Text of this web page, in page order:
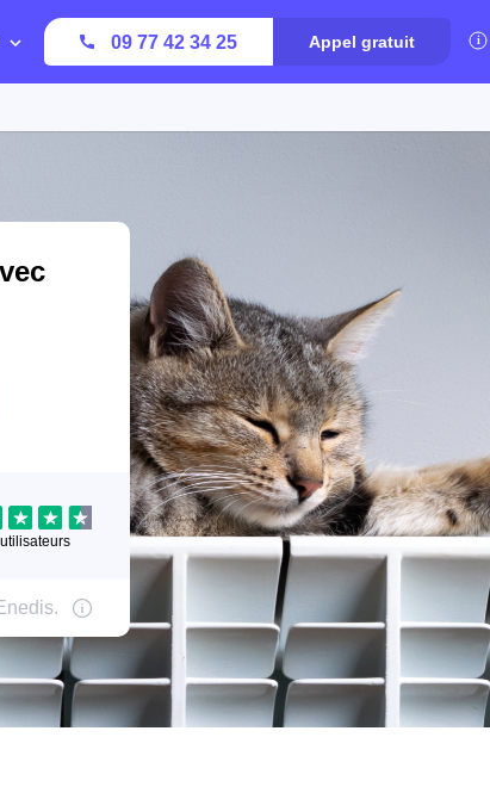
09 77 42 34 25 Appel gratuit